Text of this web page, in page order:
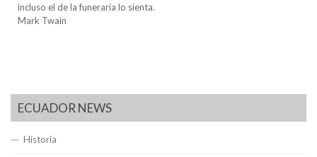
incluso el de la funeraria lo sienta.
Mark Twain
ECUADOR NEWS
Historia